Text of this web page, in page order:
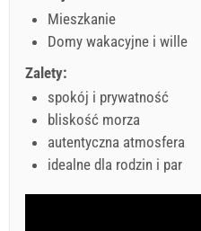
Mieszkanie
Domy wakacyjne i wille
Zalety:
spokój i prywatność
bliskość morza
autentyczna atmosfera
idealne dla rodzin i par